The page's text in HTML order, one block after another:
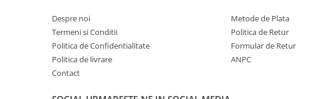
Hrană Rozătoare
Fân Rozătoare
Meniuri Rozătoare
Despre noi
Termeni si Conditii
Politica de Confidentialitate
Politica de livrare
Contact
Metode de Plata
Politica de Retur
Formular de Retur
ANPC